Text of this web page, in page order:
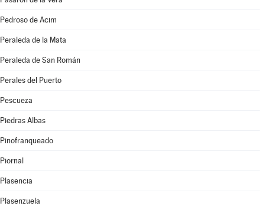
Pedroso de Acim
Peraleda de la Mata
Peraleda de San Román
Perales del Puerto
Pescueza
Piedras Albas
Pinofranqueado
Piornal
Plasencia
Plasenzuela